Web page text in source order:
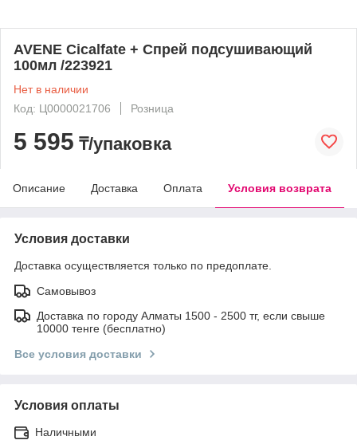
AVENE Cicalfate + Спрей подсушивающий
100мл /223921
Нет в наличии
Код: Ц0000021706
Розница
5 595 ₸/упаковка
Описание Доставка Оплата Условия возврата
Условия доставки
Доставка осуществляется только по предоплате.
Самовывоз
Доставка по городу Алматы 1500 - 2500 тг, если свыше
10000 тенге (бесплатно)
Все условия доставки
Условия оплаты
Наличными